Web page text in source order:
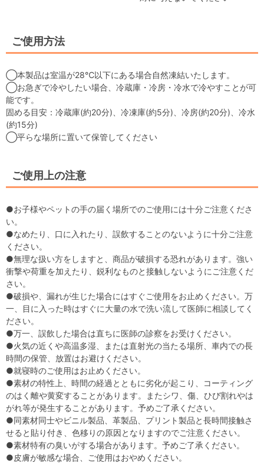
ご使用方法
◯本製品は室温が28℃以下にある場合自然凍結いたします。
◯お急ぎで冷やしたい場合、冷蔵庫・冷房・冷水で冷やすことが可
能です。
固める目安：冷蔵庫(約20分)、冷凍庫(約5分)、冷房(約20分)、冷水
(約15分)
◯平らな場所に置いて保管してください
ご使用上の注意
●お子様やペットの手の届く場所でのご使用には十分ご注意くださ
い。
●なめたり、口に入れたり、誤飲することのないように十分ご注意
ください。
●無理な扱い方をしますと、商品が破損する恐れがあります。強い
衝撃や荷重を加えたり、鋭利なものと接触しないようにご注意くだ
さい。
●破損や、漏れが生じた場合にはすぐご使用をお止めください。万
一、目に入った時はすぐに大量の水で洗い流して医師に相談してく
ださい。
●万一、誤飲した場合は直ちに医師の診察をお受けください。
●火気の近くや高温多湿、または直射光の当たる場所、車内での長
時間の保管、放置はお避けください。
●就寝時のご使用はお止めください。
●素材の特性上、時間の経過とともに劣化が起こり、コーティング
のはく離や黄変することがあります。またシワ、傷、ひび割れやは
がれ等が発生することがあります。予めご了承ください。
●同素材同士やビニル製品、革製品、プリント製品と長時間接触さ
せると貼り付き、色移りの原因となりますのでご注意ください。
●素材特有の臭いがする場合があります。予めご了承ください。
●皮膚が敏感な場合、ご使用はおやめください。